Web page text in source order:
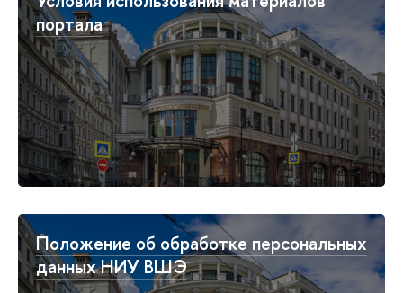
портала
Положение об обработке персональных
данных НИУ ВШЭ